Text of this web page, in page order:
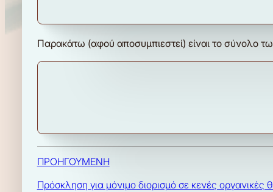
Παρακάτω (αφού αποσυμπιεστεί) είναι το σύνολο
ΠΡΟΗΓΟΥΜΕΝΗ
Πρόσκληση για μόνιμο διορισμό σε κενές